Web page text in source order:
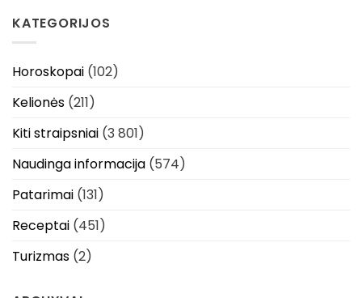
KATEGORIJOS
Horoskopai (102)
Kelionės (211)
Kiti straipsniai (3 801)
Naudinga informacija (574)
Patarimai (131)
Receptai (451)
Turizmas (2)